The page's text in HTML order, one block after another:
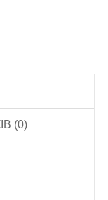
квітку
дитини»..
грн
(0)